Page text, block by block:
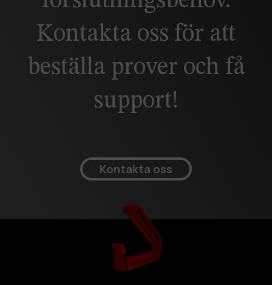
Kontakta oss för att
beställa prover och få
support!
Kontakta oss